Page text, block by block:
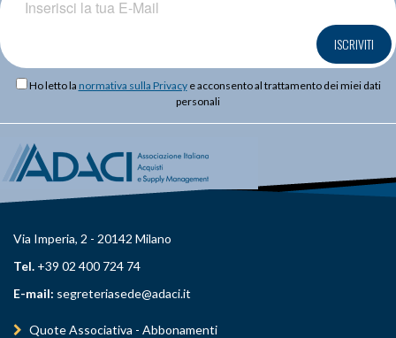
ISCRIVITI
Ho letto la normativa sulla Privacye acconsento al trattamento dei miei dati
personali
Via Imperia, 2 - 20142 Milano
Tel. +39 02 400 724 74
E-mail: segreteriasede@adaci.it
Quote Associativa - Abbonamenti